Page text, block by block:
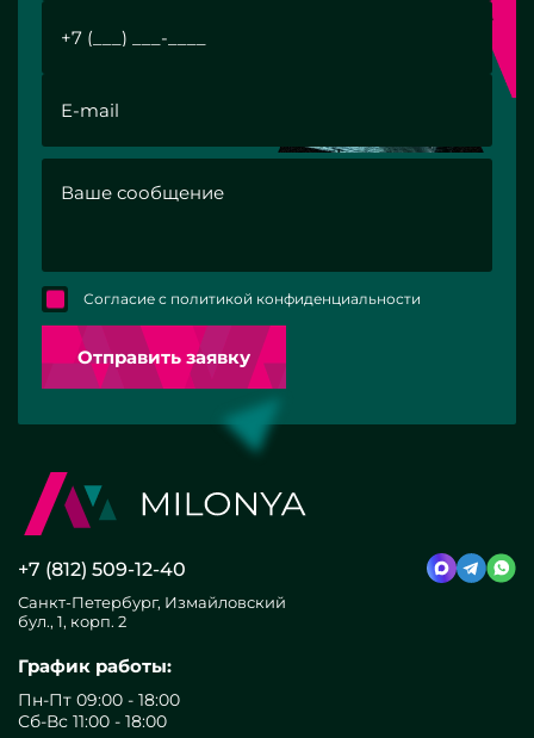
Согласие с политикой конфиденциальности
Отправить заявку
+7 (812) 509-12-40
Санкт-Петербург, Измайловский
бул., 1, корп. 2
График работы:
Пн-Пт 09:00 - 18:00
Сб-Вс 11:00 - 18:00